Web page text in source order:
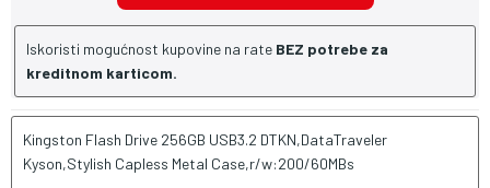
Iskoristi mogućnost kupovine na rate BEZ potrebe za
kreditnom karticom.
Kingston Flash Drive 256GB USB3.2 DTKN,DataTraveler
Kyson,Stylish Capless Metal Case,r/w:200/60MBs